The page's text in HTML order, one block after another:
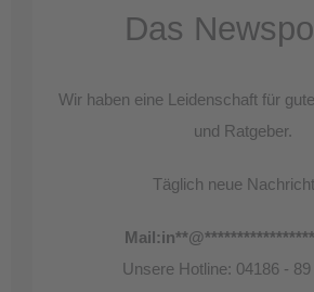
Das
Wir haben eine Leidenschaft für
und Ratgeber.
Täglich neue
Mail:in**@
Unsere Hotline: 04186 - 89